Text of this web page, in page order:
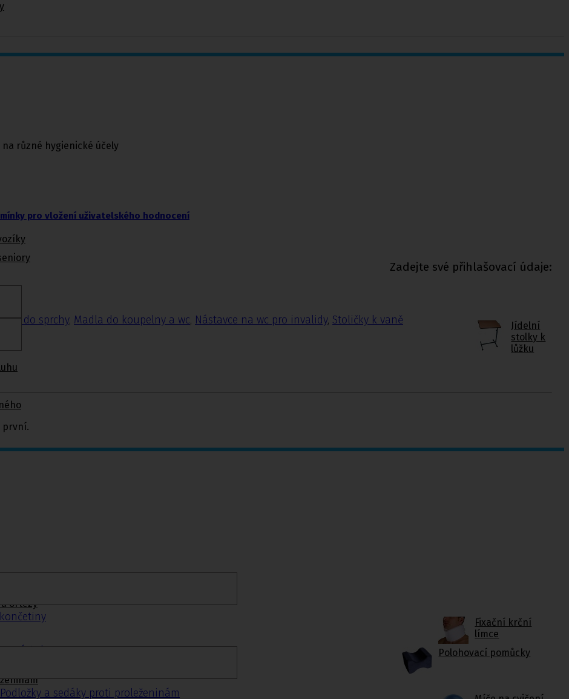
do sprchy, Madla do koupelny a wc, Nástavce na wc pro invalidy, Stoličky k vaně
Jídelní
stolky k
lůžku
ortézy
Fixační krční
límce
výztuhy Polohovací pomůcky
Podložky a sedáky proti proleženinám
různé hygienické účely
pro vložení uživatelského hodnocení
Zadejte své přihlašovací údaje:
první.